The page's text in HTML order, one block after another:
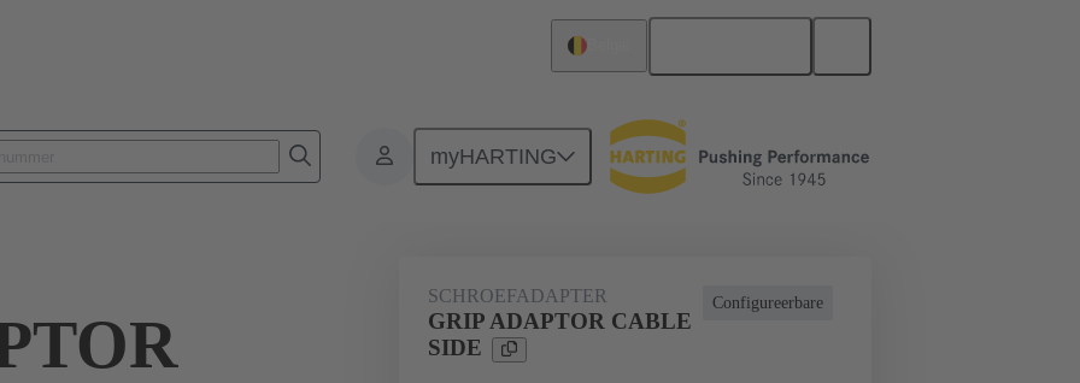
myHARTING
Accessoires Afschermingsframe, grijpframes 09 00 000 5601
Configureerbare
SCHROEFADAPTER
GRIP ADAPTOR CABLE
SIDE